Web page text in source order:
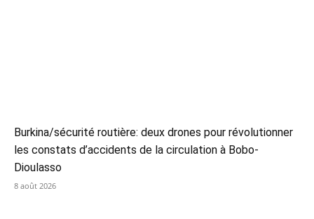
Burkina/sécurité routière: deux drones pour révolutionner
les constats d’accidents de la circulation à Bobo-
Dioulasso
8 août 2026